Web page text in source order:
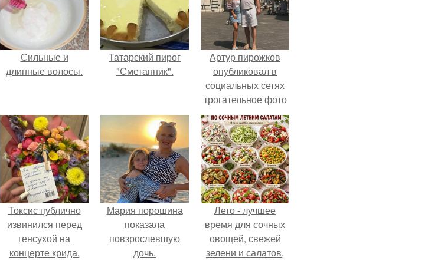
Сильные и
длинные волосы.
Татарский пирог
"Сметанник".
Артур пирожков
опубликовал в
социальных сетях
трогательное фото
с супругой
Анжеликой,
сделанное во
время их недавнего
путешествия в
Италию.
Токсис публично
извинился перед
генсухой на
концерте крида.
Мария порошина
показала
повзрослевшую
дочь.
Лето - лучшее
время для сочных
овощей, свежей
зелени и салатов,